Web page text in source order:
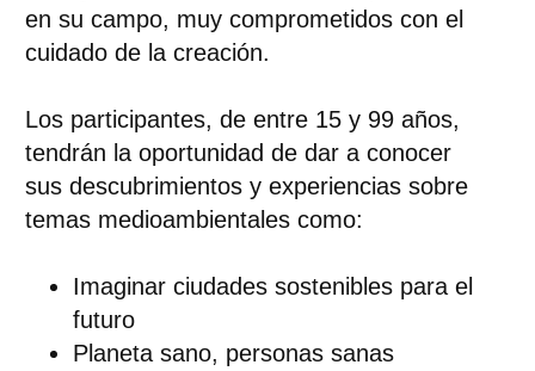
en su campo, muy comprometidos con el
cuidado de la creación.
Los participantes, de entre 15 y 99 años,
tendrán la oportunidad de dar a conocer
sus descubrimientos y experiencias sobre
temas medioambientalescomo:
Imaginar ciudades sostenibles para el
futuro
Planeta sano, personas sanas